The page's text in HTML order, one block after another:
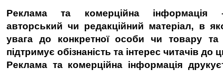
Реклама та комерційна інформація
авторський чи редакційний матеріал, в
увага до конкретної особи чи товару
підтримує обізнаність та інтерес читачів до
Реклама та комерційна інформація